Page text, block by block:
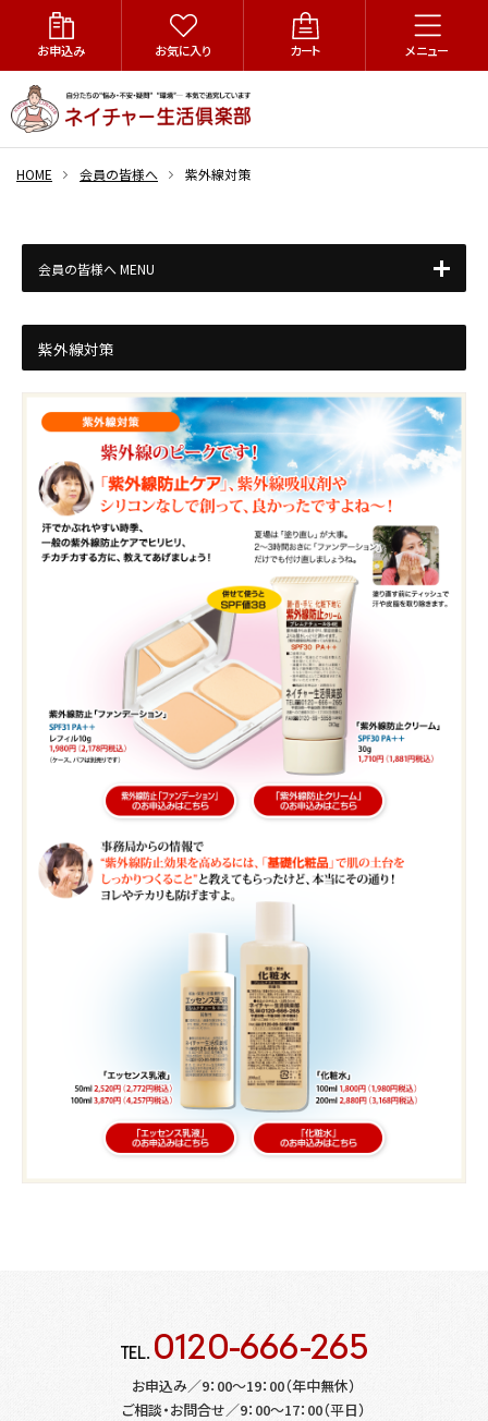
お申込み お気に入り カート メニュー
HOME 会員の皆様へ 紫外線対策
会員の皆様へ MENU
紫外線対策
TEL. 0120-666-265
お申込み／9：00～19：00（年中無休）
ご相談・お問合せ／9：00～17：00（平日）